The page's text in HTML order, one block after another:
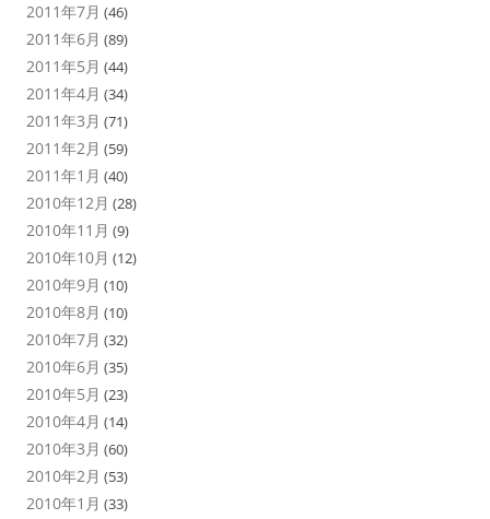
2011年7月 (46)
2011年6月 (89)
2011年5月 (44)
2011年4月 (34)
2011年3月 (71)
2011年2月 (59)
2011年1月 (40)
2010年12月 (28)
2010年11月 (9)
2010年10月 (12)
2010年9月 (10)
2010年8月 (10)
2010年7月 (32)
2010年6月 (35)
2010年5月 (23)
2010年4月 (14)
2010年3月 (60)
2010年2月 (53)
2010年1月 (33)